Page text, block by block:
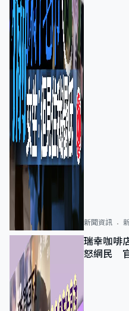
新聞資訊
瑞幸咖啡
怒網民